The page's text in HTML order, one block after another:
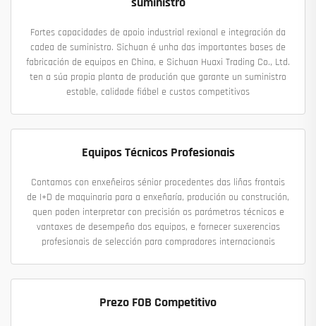
Fortes capacidades de apoio industrial rexional e integración da
cadea de suministro. Sichuan é unha das importantes bases de
fabricación de equipos en China, e Sichuan Huaxi Trading Co., Ltd.
ten a súa propia planta de produción que garante un suministro
estable, calidade fiábel e custos competitivos
Equipos Técnicos Profesionais
Contamos con enxeñeiros sénior procedentes das liñas frontais
de I+D de maquinaria para a enxeñaría, produción ou construción,
quen poden interpretar con precisión os parámetros técnicos e
vantaxes de desempeño dos equipos, e fornecer suxerencias
profesionais de selección para compradores internacionais
Prezo FOB Competitivo